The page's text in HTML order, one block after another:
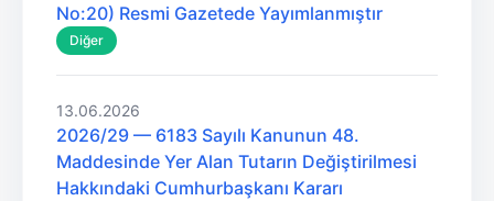
No:20) Resmi Gazetede Yayımlanmıştır
Diğer
13.06.2026
2026/29 — 6183 Sayılı Kanunun 48.
Maddesinde Yer Alan Tutarın Değiştirilmesi
Hakkındaki Cumhurbaşkanı Kararı